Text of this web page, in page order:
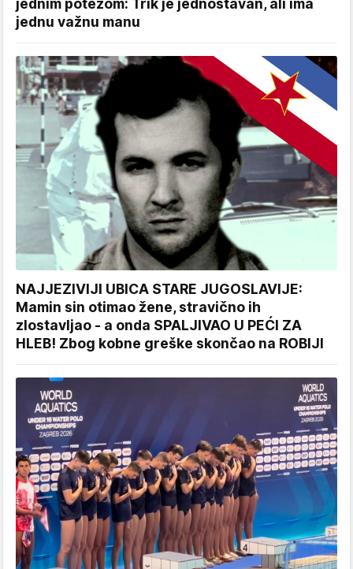
jednim potezom: Trik je jednostavan, ali ima
jednu važnu manu
NAJJEZIVIJI UBICA STARE JUGOSLAVIJE:
Mamin sin otimao žene, stravično ih
zlostavljao - a onda SPALJIVAO U PEĆI ZA
HLEB! Zbog kobne greške skončao na ROBIJI